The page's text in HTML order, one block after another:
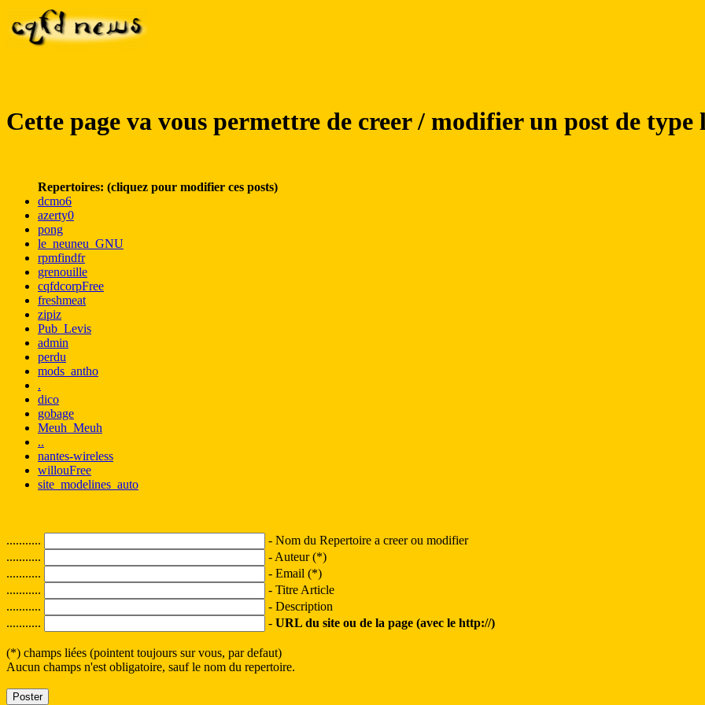
Cette page va vous permettre de creer / modifier un post de type
Repertoires: (cliquez pour modifier ces posts)
dcmo6
azerty0
pong
le_neuneu_GNU
rpmfindfr
grenouille
cqfdcorpFree
freshmeat
zipiz
Pub_Levis
admin
perdu
mods_antho
.
dico
gobage
Meuh_Meuh
..
nantes-wireless
willouFree
site_modelines_auto
...........
- Nom du Repertoire a creer ou modifier
...........
- Auteur (*)
...........
- Email (*)
...........
- Titre Article
...........
- Description
...........
- URL du site ou de la page (avec le http://)
(*) champs liées (pointent toujours sur vous, par defaut)
Aucun champs n'est obligatoire, sauf le nom du repertoire.